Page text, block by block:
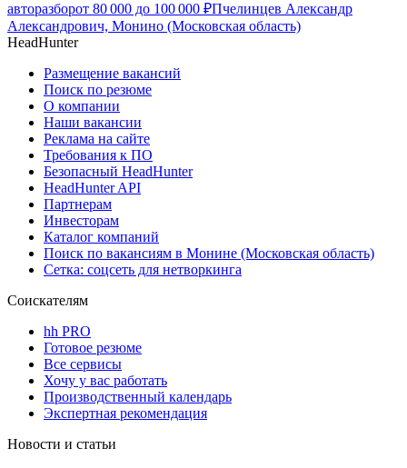
авторазборот 80 000 до 100 000 ₽Пчелинцев Александр
Александрович, Монино (Московская область)
HeadHunter
Размещение вакансий
Поиск по резюме
О компании
Наши вакансии
Реклама на сайте
Требования к ПО
Безопасный HeadHunter
HeadHunter API
Партнерам
Инвесторам
Каталог компаний
Поиск по вакансиям в Монине (Московская область)
Сетка: соцсеть для нетворкинга
Соискателям
hh PRO
Готовое резюме
Все сервисы
Хочу у вас работать
Производственный календарь
Экспертная рекомендация
Новости и статьи